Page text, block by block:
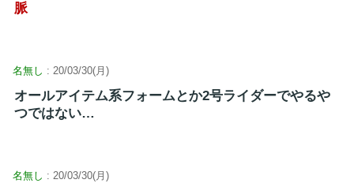
脈
名無し : 20/03/30(月)
オールアイテム系フォームとか2号ライダーでやるや
つではない…
名無し : 20/03/30(月)